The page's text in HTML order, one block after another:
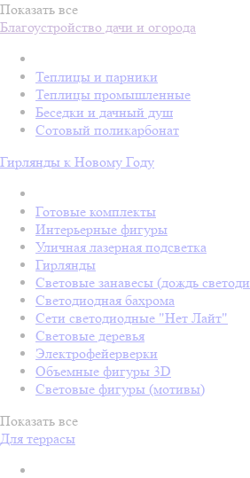
Показать все
Благоустройство дачи и огорода
Теплицы и парники
Теплицы промышленные
Беседки и дачный душ
Сотовый поликарбонат
Гирлянды к Новому Году
Готовые комплекты
Интерьерные фигуры
Уличная лазерная подсветка
Гирлянды
Световые занавесы (дождь
Светодиодная бахрома
Сети светодиодные "Нет Лайт"
Световые деревья
Электрофейерверки
Объемные фигуры 3D
Световые фигуры (мотивы)
Показать все
Для террасы